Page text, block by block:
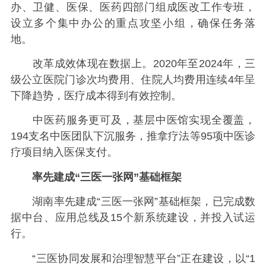
办、卫健、医保、医药四部门组成医改工作专班，
设立多个集中办公的重点攻坚小组，确保任务落
地。
改革成效体现在数据上。2020年至2024年，三
级公立医院门诊次均费用、住院人均费用连续4年呈
下降趋势，医疗成本得到有效控制。
中医药服务更可及，基层中医馆实现全覆盖，
194支名中医团队下沉服务，推拿疗法等95项中医诊
疗项目纳入医保支付。
率先建成“三医一张网”基础框架
湖南率先建成“三医一张网”基础框架，已完成数
据中台、应用总线及15个新系统建设，并投入试运
行。
“三医协同发展和治理智慧平台”正在建设，以“1